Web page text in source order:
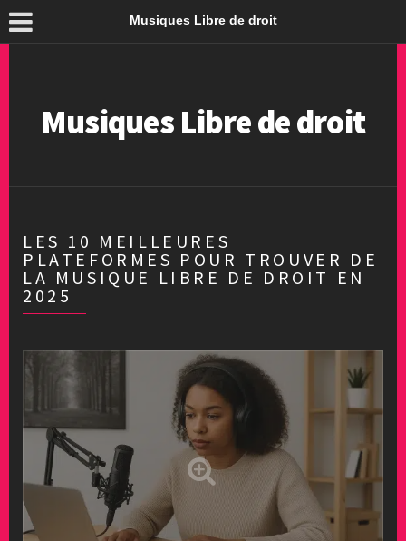
Musiques Libre de droit
Musiques Libre de droit
LES 10 MEILLEURES
PLATEFORMES POUR TROUVER DE
LA MUSIQUE LIBRE DE DROIT EN
2025